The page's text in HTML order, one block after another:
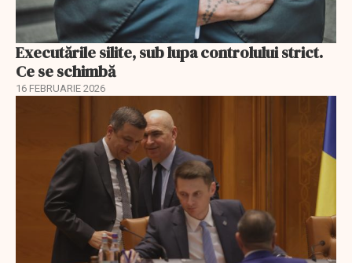
Executările silite, sub lupa controlului strict.
Ce se schimbă
16 FEBRUARIE 2026